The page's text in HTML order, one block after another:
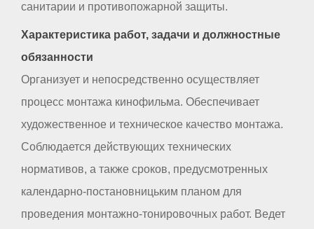
санитарии и противопожарной защиты.
Характеристика работ, задачи и должностные
обязанности
Организует и непосредственно осуществляет
процесс монтажа кинофильма. Обеспечивает
художественное и техническое качество монтажа.
Соблюдается действующих технических
нормативов, а также сроков, предусмотренных
календарно-постановницьким планом для
проведения монтажно-тонировочных работ. Ведет